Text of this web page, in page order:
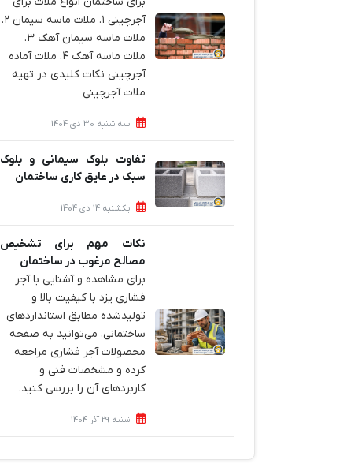
آجرچینی ۱. ملات ماسه سیمان ۲.
ملات ماسه سیمان آهک ۳.
ملات ماسه آهک ۴. ملات آماده
آجرچینی نکات کلیدی در تهیه
ملات آجرچینی
سه شنبه 30 دی 1404
تفاوت بلوک سیمانی و بلوک
سبک در عایق کاری ساختمان
یکشنبه 14 دی 1404
نکات مهم برای تشخیص
مصالح مرغوب در ساختمان
برای مشاهده و آشنایی با آجر
فشاری یزد با کیفیت بالا و
تولیدشده مطابق استانداردهای
ساختمانی، می‌توانید به صفحه
محصولات آجر فشاری مراجعه
کرده و مشخصات فنی و
کاربردهای آن را بررسی کنید.
شنبه 29 آذر 1404